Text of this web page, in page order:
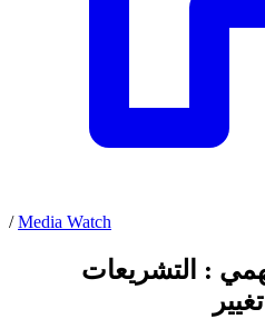
/ Media Watch
: التشريعات